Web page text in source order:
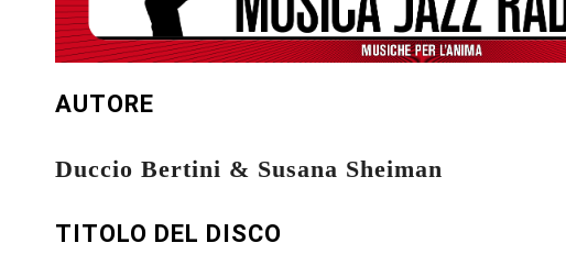
AUTORE
Duccio Bertini & Susana Sheiman
TITOLO DEL DISCO